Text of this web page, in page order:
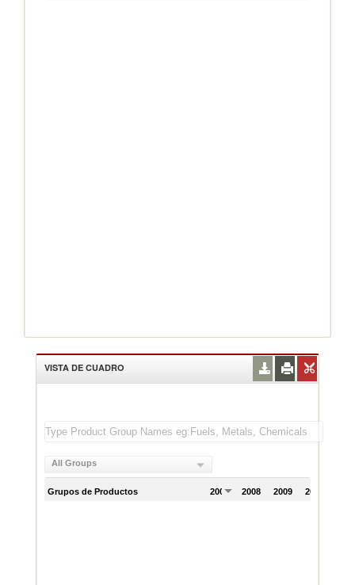
VISTA DE CUADRO
All Groups
Grupos de Productos 2007 2008 2009 2010